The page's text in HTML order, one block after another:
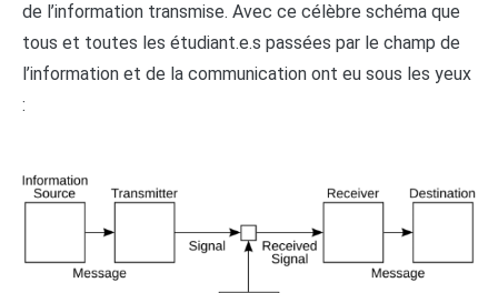
de l’information transmise. Avec ce célèbre schéma que
tous et toutes les étudiant.e.s passées par le champ de
l’information et de la communication ont eu sous les yeux
: